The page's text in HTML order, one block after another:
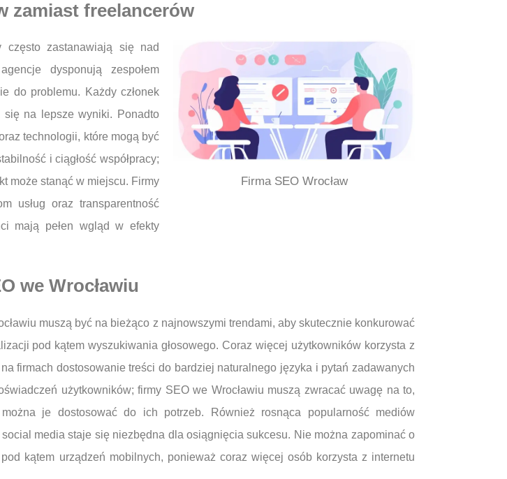
zamiast freelancerów
Firma SEO Wrocław
często zastanawiają się nad
dysponują zespołem
do problemu. Każdy członek
się na lepsze wyniki. Ponadto
technologii, które mogą być
i ciągłość współpracy;
może stanąć w miejscu. Firmy
usług oraz transparentność
mają pełen wgląd w efekty
we Wrocławiu
muszą być na bieżąco z najnowszymi trendami, aby skutecznie konkurować
pod kątem wyszukiwania głosowego. Coraz więcej użytkowników korzysta z
firmach dostosowanie treści do bardziej naturalnego języka i pytań zadawanych
użytkowników; firmy SEO we Wrocławiu muszą zwracać uwagę na to,
je dostosować do ich potrzeb. Również rosnąca popularność mediów
media staje się niezbędna dla osiągnięcia sukcesu. Nie można zapominać o
kątem urządzeń mobilnych, ponieważ coraz więcej osób korzysta z internetu